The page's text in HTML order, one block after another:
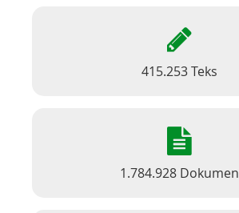
415.253 Teks
1.784.928 Dokumen